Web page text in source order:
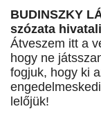
BUDINSZKY
szózata
Átveszem itt a
hogy ne
fogjuk, hogy ki
lelőjük!